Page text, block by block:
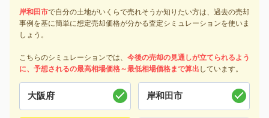
岸和田市で自分の土地がいくらで売れそうか知りたい方は、過去の売却
事例を基に簡単に想定売却価格が分かる査定シミュレーションを使いま
しょう。
こちらのシミュレーションでは、 今後の売却の見通しが立てられるよう
に、予想されるの最高相場価格～最低相場価格まで算出 しています。